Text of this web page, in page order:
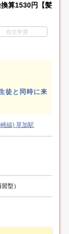
算1530円【髪
自立学習
徒と同時に来
線) 草加駅
型）